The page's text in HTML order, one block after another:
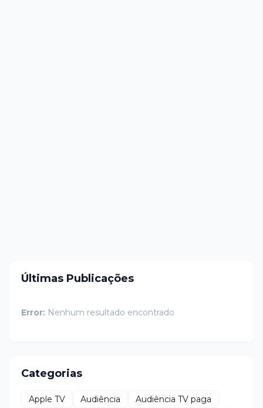
Últimas Publicações
Error: Nenhum resultado encontrado
Categorias
Apple TV Audiência
Audiência TV paga